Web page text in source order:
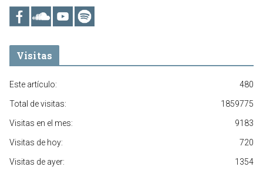
Visitas
480
Este artículo:
1859775
Total de visitas:
9183
Visitas en el mes:
720
Visitas de hoy:
1354
Visitas de ayer: